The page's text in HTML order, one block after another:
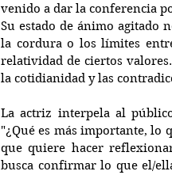
venido a dar la conferencia
Su estado de ánimo agitado
la cordura o los límites
relatividad de ciertos
la cotidianidad y las
La actriz interpela al
"¿Qué es más importante, lo
que quiere hacer
busca confirmar lo que el/